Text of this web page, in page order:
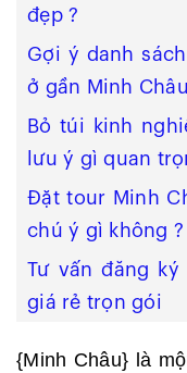
đẹp ?
Gợi ý danh
ở gần Minh Châu
Bỏ túi kinh
lưu ý gì quan
Đặt tour Minh
chú ý gì không ?
Tư vấn đăng
giá rẻ trọn gói
{Minh Châu} là